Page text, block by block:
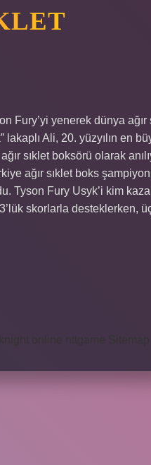
Fury’yi yenerek dünya ağır
Ali, 20. yüzyılın en
sıklet boksörü olarak
ağır sıklet boks
Tyson Fury Usyk’i kim
skorlarla desteklerken,